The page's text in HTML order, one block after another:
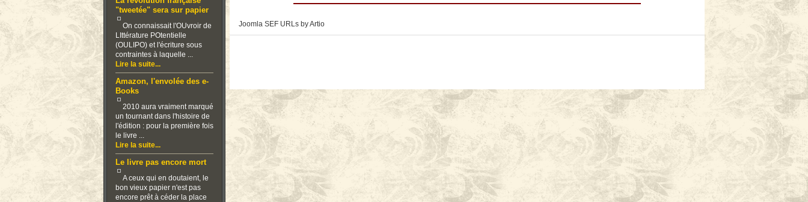
"tweetée" sera sur papier
On connaissait l'OUvroir de
LIttérature POtentielle
(OULIPO) et l'écriture sous
contraintes à laquelle ...
Lire la suite...
Amazon, l'envolée des e-
Books
2010 aura vraiment marqué
un tournant dans l'histoire de
l'édition : pour la première fois
le livre ...
Lire la suite...
Le livre pas encore mort
A ceux qui en doutaient, le
bon vieux papier n'est pas
encore prêt à céder la place
Joomla SEF URLs by Artio